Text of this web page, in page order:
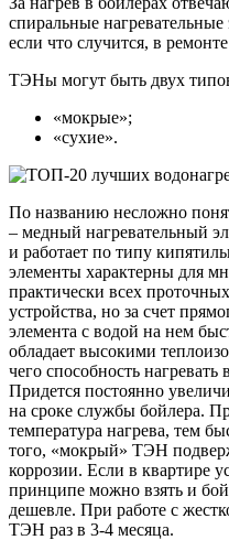
спиральные
если что случится, в
ТЭНы могут быть двух
«мокрые»;
«сухие».
По названию несложно
– медный нагревательный
и работает по типу
элементы характерны для
практически всех
устройства, но за счет
элемента с водой на нем
обладает высокими
чего способность
Придется постоянно
на сроке службы бойлера.
температура нагрева, тем
того, «мокрый» ТЭН
коррозии. Если в квартире
принципе можно взять и
дешевле. При работе с
ТЭН раз в 3-4 месяца.